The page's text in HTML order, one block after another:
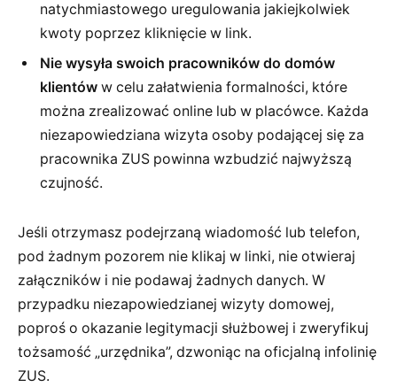
natychmiastowego uregulowania jakiejkolwiek
kwoty poprzez kliknięcie w link.
Nie wysyła swoich pracowników do domów
klientów w celu załatwienia formalności, które
można zrealizować online lub w placówce. Każda
niezapowiedziana wizyta osoby podającej się za
pracownika ZUS powinna wzbudzić najwyższą
czujność.
Jeśli otrzymasz podejrzaną wiadomość lub telefon,
pod żadnym pozorem nie klikaj w linki, nie otwieraj
załączników i nie podawaj żadnych danych. W
przypadku niezapowiedzianej wizyty domowej,
poproś o okazanie legitymacji służbowej i zweryfikuj
tożsamość „urzędnika”, dzwoniąc na oficjalną infolinię
ZUS.